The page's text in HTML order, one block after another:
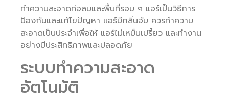
ทำความสะอาดท่อลมและพื้นที่รอบ ๆ แอร์เป็นวิธีการ
ป้องกันและแก้ไขปัญหา แอร์มีกลิ่นอับ ควรทำความ
สะอาดเป็นประจำเพื่อให้ แอร์ไม่เหม็นเปรี้ยว และทำงาน
อย่างมีประสิทธิภาพและปลอดภัย
ระบบทำความสะอาด
อัตโนมัติ